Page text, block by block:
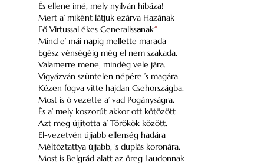
És ellene imé, mely nyilván hibáza!
Mert a’ miként látjuk ezárva Hazának
Fő Virtussal ékes Generalissanak*
Mind e’ mái napig mellette marada
Egész vénségéig még el nem szakada.
Valamerre mene, mindég vele jára.
Vigyázván szüntelen népére ’s magára.
Kézen fogva vitte hajdan Csehországba.
Most is ö vezette a’ vad Pogányságra.
És a’ mely koszorút akkor ott kötözött
Azt meg újjitotta a’ Törökök között.
El-vezetvén újjabb ellenség hadára
Méltóztattya újjabb, ’s duplás koronára.
Most is Belgrád alatt az öreg Laudonnak